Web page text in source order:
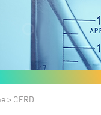
> CERD